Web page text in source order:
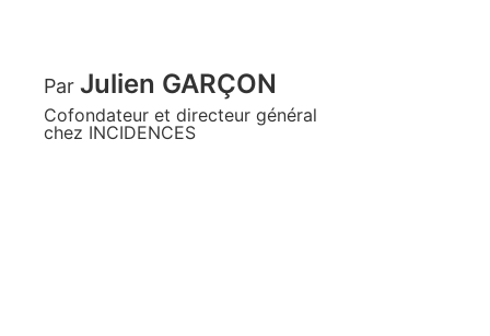
Par Julien GARÇON
Cofondateur et directeur général
chez INCIDENCES